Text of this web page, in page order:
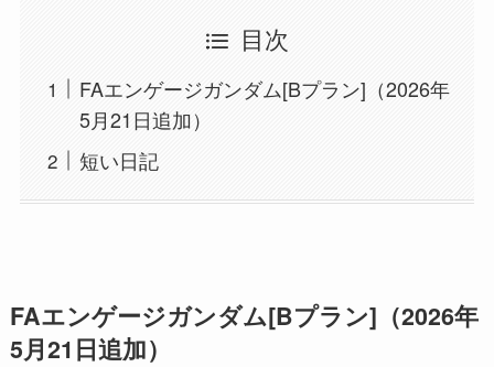
目次
FAエンゲージガンダム[Bプラン]（2026年
5月21日追加）
短い日記
FAエンゲージガンダム[Bプラン] （2026年
5月21日追加）